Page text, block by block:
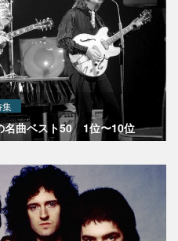
集
名曲ベスト50 1位〜10位